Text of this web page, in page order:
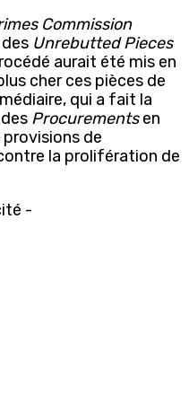
Commission
Unrebutted Pieces
aurait été mis en
cher ces pièces de
qui a fait la
Procurementsen
de
la prolifération de
-